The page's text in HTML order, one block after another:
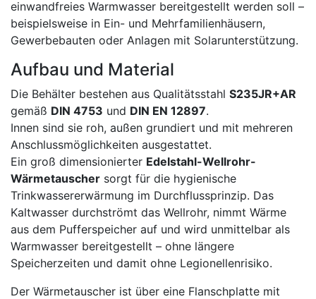
einwandfreies Warmwasser bereitgestellt werden soll –
beispielsweise in Ein- und Mehrfamilienhäusern,
Gewerbebauten oder Anlagen mit Solarunterstützung.
Aufbau und Material
Die Behälter bestehen aus Qualitätsstahl S235JR+AR
gemäß DIN 4753 und DIN EN 12897.
Innen sind sie roh, außen grundiert und mit mehreren
Anschlussmöglichkeiten ausgestattet.
Ein groß dimensionierter Edelstahl-Wellrohr-
Wärmetauscher sorgt für die hygienische
Trinkwassererwärmung im Durchflussprinzip. Das
Kaltwasser durchströmt das Wellrohr, nimmt Wärme
aus dem Pufferspeicher auf und wird unmittelbar als
Warmwasser bereitgestellt – ohne längere
Speicherzeiten und damit ohne Legionellenrisiko.
Der Wärmetauscher ist über eine Flanschplatte mit